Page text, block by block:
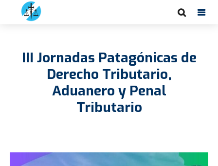
III Jornadas Patagónicas de
Derecho Tributario,
Aduanero y Penal
Tributario